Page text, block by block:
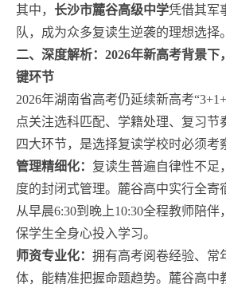
其中， 长沙市麓谷高级中学凭借其军
队，成为众多复读生逆袭的理想选择。
二、深度解析：2026年新高考背景下
键环节
2026年湖南省高考仍延续新高考
点关注选科匹配、学籍处理、复习节
四大环节，是选择复读学校时必须考
管理精细化： 复读生普遍自律性不足
度的封闭式管理。麓谷高中实行全寄
从早晨6:30到晚上10:30全程教师陪
保学生全身心投入学习。
师资专业化： 拥有高考阅卷经验、常
体，能精准把握命题趋势。麓谷高中